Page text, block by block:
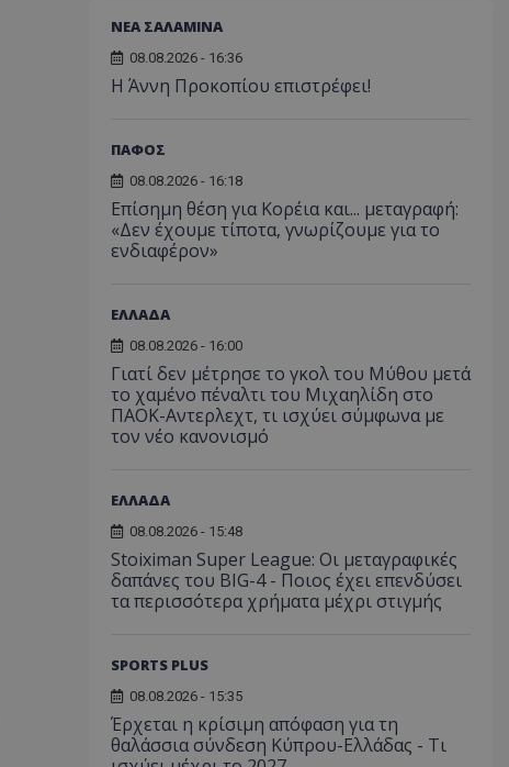
ΝΕΑ ΣΑΛΑΜΙΝΑ
08.08.2026 - 16:36
Η Άννη Προκοπίου επιστρέφει!
ΠΑΦΟΣ
08.08.2026 - 16:18
Επίσημη θέση για Κορέια και... μεταγραφή:
«Δεν έχουμε τίποτα, γνωρίζουμε για το
ενδιαφέρον»
ΕΛΛΑΔΑ
08.08.2026 - 16:00
Γιατί δεν μέτρησε το γκολ του Μύθου μετά
το χαμένο πέναλτι του Μιχαηλίδη στο
ΠΑΟΚ-Αντερλεχτ, τι ισχύει σύμφωνα με
τον νέο κανονισμό
ΕΛΛΑΔΑ
08.08.2026 - 15:48
Stoiximan Super League: Οι μεταγραφικές
δαπάνες του BIG-4 - Ποιος έχει επενδύσει
τα περισσότερα χρήματα μέχρι στιγμής
SPORTS PLUS
08.08.2026 - 15:35
Έρχεται η κρίσιμη απόφαση για τη
θαλάσσια σύνδεση Κύπρου-Ελλάδας - Τι